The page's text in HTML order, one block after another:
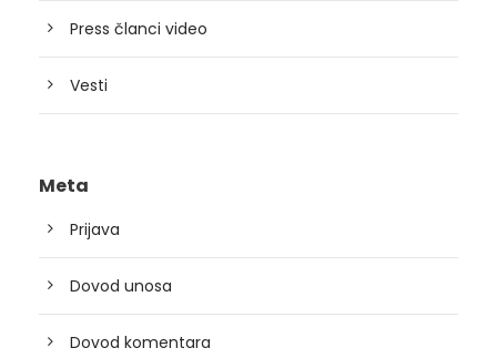
Press članci video
Vesti
Meta
Prijava
Dovod unosa
Dovod komentara